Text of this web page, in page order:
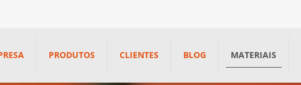
PRODUTOS CLIENTES BLOG MATERIAIS